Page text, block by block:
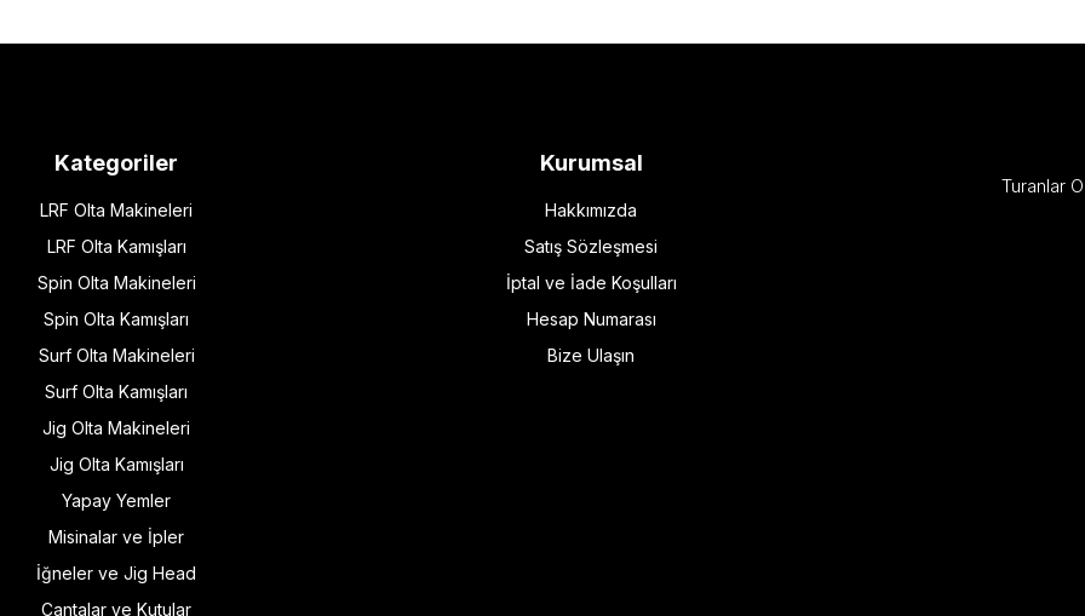
Kategoriler
LRF Olta Makineleri
LRF Olta Kamışları
Spin Olta Makineleri
Spin Olta Kamışları
Surf Olta Makineleri
Surf Olta Kamışları
Jig Olta Makineleri
Jig Olta Kamışları
Yapay Yemler
Misinalar ve İpler
İğneler ve Jig Head
Çantalar ve Kutular
Kurumsal
Hakkımızda
Satış Sözleşmesi
İptal ve İade Koşulları
Hesap Numarası
Bize Ulaşın
Turanlar